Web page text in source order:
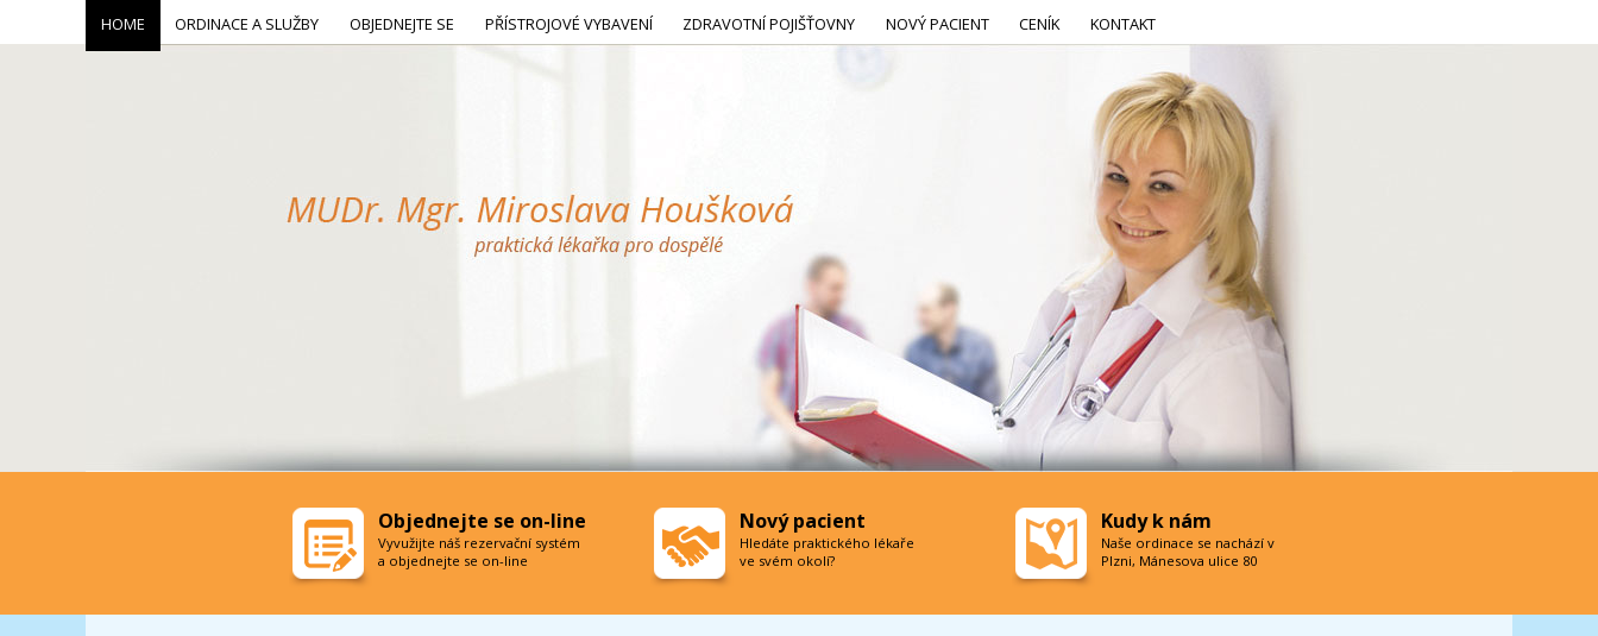
HOME ORDINACE A SLUŽBY OBJEDNEJTE SE PŘÍSTROJOVÉ VYBAVENÍ ZDRAVOTNÍ POJIŠŤOVNY NOVÝ PACIENT CENÍK KONTAKT
Objednejte se on-line
Vyvužijte náš rezervační systém
a objednejte se on-line
Nový pacient
Hledáte praktického lékaře
ve svém okolí?
Kudy k nám
Naše ordinace se nachází v
Plzni, Mánesova ulice 80